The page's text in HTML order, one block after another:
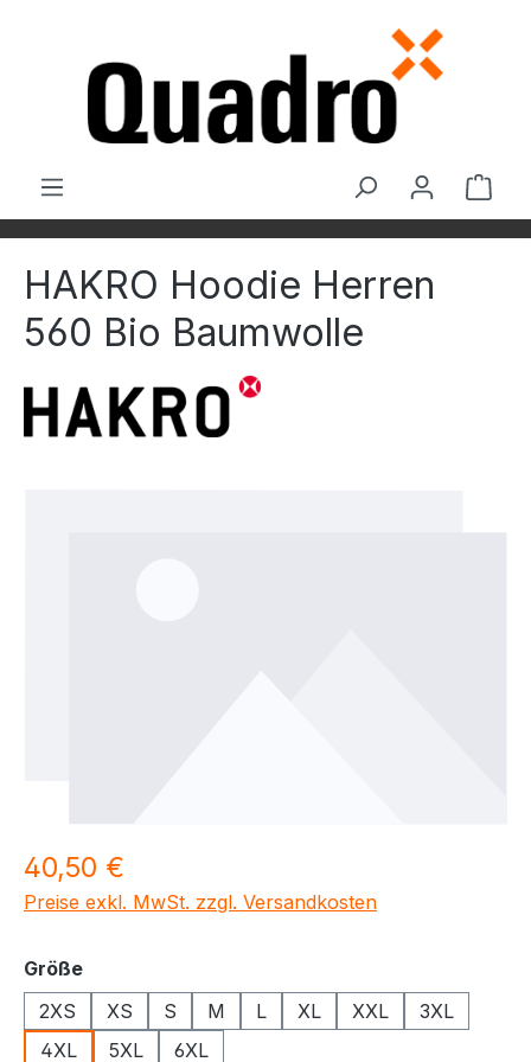
HAKRO Hoodie Herren
560 Bio Baumwolle
Regulärer Preis:
40,50 €
Preise exkl. MwSt. zzgl. Versandkosten
Größeauswählen
2XS
XS S M L XL XXL
3XL
4XL
5XL 6XL